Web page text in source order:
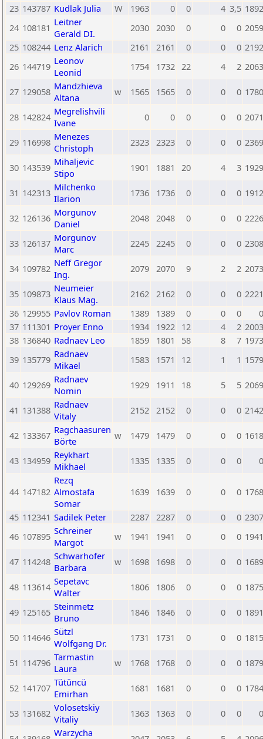
23 143787 Kudlak Julia W 1963 0 0 4 3,5 1892
24 108181 Leitner
Gerald DI.
2030 2030 0 0 0 2059
25 108244 Lenz Alarich 2161 2161 0 0 0 2192
26 144719 Leonov
Leonid
1754 1732 22 4 2 2063
27 129058 Mandzhieva
Altana
w 1565 1565 0 0 0 1780
28 142824 Megrelishvili
Ivane
0 0 0 0 0 2071
29 116998 Menezes
Christoph
2323 2323 0 0 0 2369
30 143539 Mihaljevic
Stipo
1901 1881 20 4 3 1929
31 142313 Milchenko
Ilarion
1736 1736 0 0 0 1912
32 126136 Morgunov
Daniel
2048 2048 0 0 0 2226
33 126137 Morgunov
Marc
2245 2245 0 0 0 2308
34 109782 Neff Gregor
Ing.
2079 2070 9 2 2 2073
35 109873 Neumeier
Klaus Mag.
2162 2162 0 0 0 2221
36 129955 Pavlov Roman 1389 1389 0 0 0
0
37 111301 Proyer Enno 1934 1922 12 4 2 2003
38 136840 Radnaev Leo 1859 1801 58 8 7 1973
39 135779 Radnaev
Mikael
1583 1571 12 1 1 1579
40 129269 Radnaev
Nomin
1929 1911 18 5 5 2069
41 131388 Radnaev
Vitaly
2152 2152 0 0 0 2142
42 133367 Ragchaasuren
Börte
w 1479 1479 0 0 0 1618
43 134959 Reykhart
Mikhael
1335 1335 0 0 0 0
44 147182
Rezq
Almostafa
Somar
1639 1639 0 0 0 1768
45 112341 Sadilek Peter 2287 2287 0 0 0 2307
46 107895 Schreiner
Margot
w 1941 1941 0 0 0 1941
47 114248 Schwarhofer
Barbara
w 1698 1698 0 0 0 1689
48 113614 Sepetavc
Walter
1806 1806 0 0 0 1875
49 125165 Steinmetz
Bruno
1846 1846 0 0 0 1891
50 114646 Sützl
Wolfgang Dr.
1731 1731 0 0 0 1815
51 114796 Tarmastin
Laura
w 1768 1768 0 0 0 1879
52 141707 Tütüncü
Emirhan
1681 1681 0 0 0 1784
53 131682 Volosetskiy
Vitaliy
1363 1363 0 0 0 0
Warzycha